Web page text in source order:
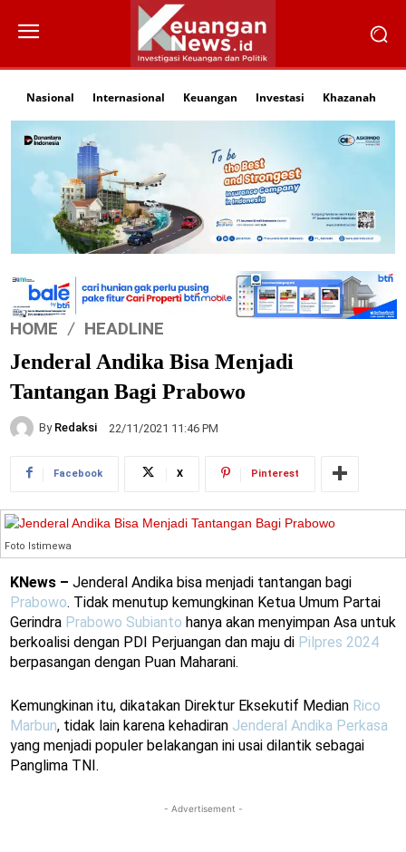
Nasional Internasional Keuangan Investasi Khazanah
HOME HEADLINE
Jenderal Andika Bisa Menjadi
Tantangan Bagi Prabowo
By Redaksi 22/11/2021 11:46 PM
Facebook X Pinterest
Foto Istimewa
KNews – Jenderal Andika bisa menjadi tantangan bagi
Prabowo. Tidak menutup kemungkinan Ketua Umum Partai
Gerindra Prabowo Subianto hanya akan menyimpan Asa untuk
berkoalisi dengan PDI Perjuangan dan maju di Pilpres 2024
berpasangan dengan Puan Maharani.
Kemungkinan itu, dikatakan Direktur Eksekutif Median Rico
Marbun, tidak lain karena kehadiran Jenderal Andika Perkasa
yang menjadi populer belakangan ini usai dilantik sebagai
Panglima TNI.
- Advertisement -